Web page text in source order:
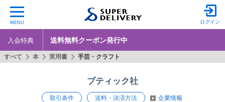
MENU ログイン
入会特典 送料無料クーポン発行中
ブティック社
取引条件 送料・決済方法 企業情報
すべて 本 実用書 手芸・クラフト